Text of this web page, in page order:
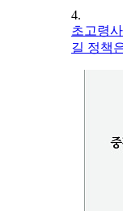
4.
초고령
길 정책